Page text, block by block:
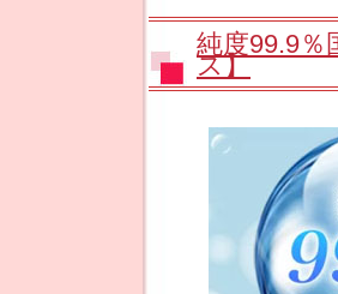
純度99.9％
ス】